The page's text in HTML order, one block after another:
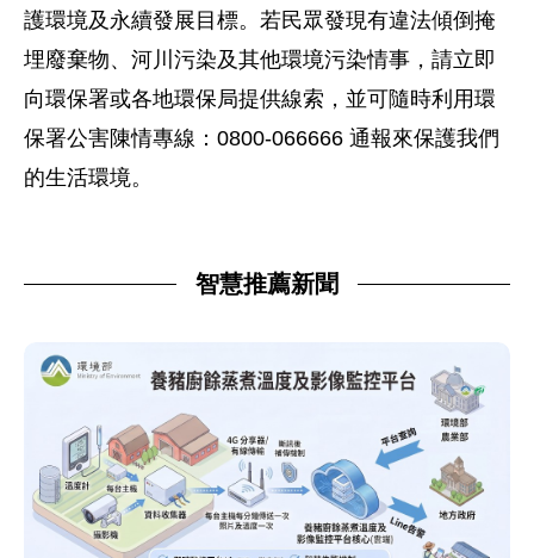
護環境及永續發展目標。若民眾發現有違法傾倒掩
埋廢棄物、河川污染及其他環境污染情事，請立即
向環保署或各地環保局提供線索，並可隨時利用環
保署公害陳情專線：0800-066666 通報來保護我們
的生活環境。
智慧推薦新聞